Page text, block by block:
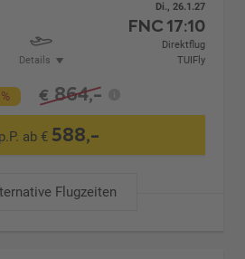
Details
Di., 26.1.27
FNC 17:10
Direktflug
TUIFly
€ 864,-
p.P. ab € 588,-
Flugzeiten